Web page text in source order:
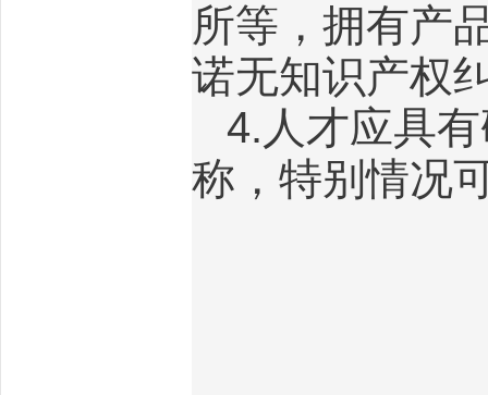
所等，拥有产
诺无知识产权
4. 人才应具
称，特别情况